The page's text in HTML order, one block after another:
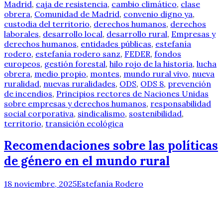
Madrid, caja de resistencia, cambio climático, clase
obrera, Comunidad de Madrid, convenio digno ya,
custodia del territorio, derechos humanos, derechos
laborales, desarrollo local, desarrollo rural, Empresas y
derechos humanos, entidades públicas, estefanía
rodero, estefanía rodero sanz, FEDER, fondos
europeos, gestión forestal, hilo rojo de la historia, lucha
obrera, medio propio, montes, mundo rural vivo, nueva
ruralidad, nuevas ruralidades, ODS, ODS 8, prevención
de incendios, Principios rectores de Naciones Unidas
sobre empresas y derechos humanos, responsabilidad
social corporativa, sindicalismo, sostenibilidad,
territorio, transición ecológica
Recomendaciones sobre las políticas
de género en el mundo rural
18 noviembre, 2025Estefanía Rodero